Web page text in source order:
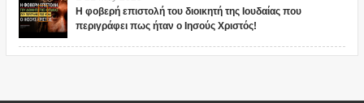
Η φοβερή επιστολή του διοικητή της Ιουδαίας που
περιγράφει πως ήταν ο Ιησούς Χριστός!